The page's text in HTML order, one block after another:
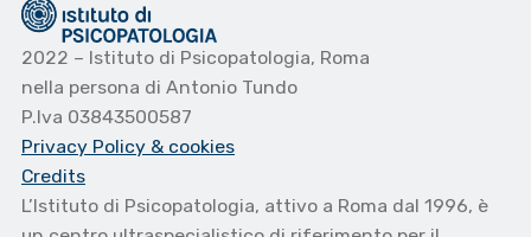
2022 – Istituto di Psicopatologia, Roma
nella persona di Antonio Tundo
P.Iva 03843500587
Privacy Policy & cookies
Credits
L’Istituto di Psicopatologia, attivo a Roma dal 1996, è